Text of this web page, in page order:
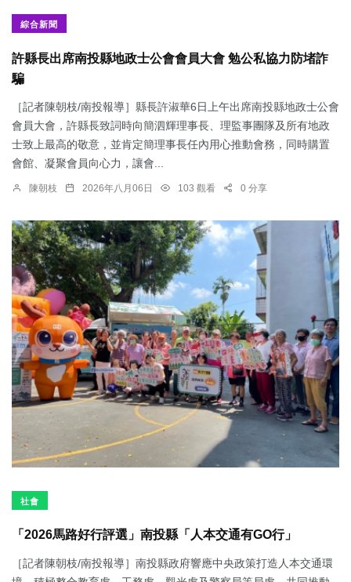
綜合新聞
許縣長出席南投縣地政士公會會員大會 勉公私協力防堵詐
騙
［記者陳朝枝/南投報導］縣長許淑華6日上午出席南投縣地政士公會
會員大會，許縣長致詞時向簡泗輝理事長、理監事團隊及所有地政
士致上最高的敬意，並肯定簡理事長任內用心推動會務，同時購置
會館、凝聚會員向心力，讓會...
陳朝枝 2026年八月06日 103 觀看 0 分享
社會
「2026馬路好行評選」南投縣「人本交通有GO行」
［記者陳朝枝/南投報導］南投縣政府響應中央政策打造人本交通環